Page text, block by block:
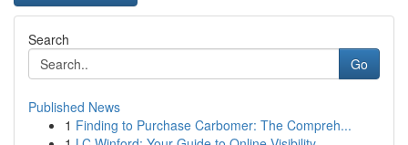
Search
Go
Published News
1 Finding to Purchase Carbomer: The Compreh...